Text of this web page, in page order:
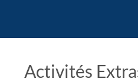
Activités